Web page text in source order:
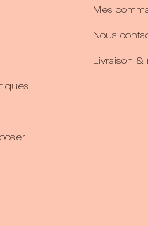
Mes
Nous
Livraison &